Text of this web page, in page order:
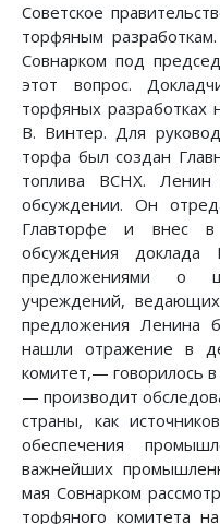
Советское
торфяным
Совнарком под
этот вопрос.
торфяных разработках
В. Винтер. Для
торфа был создан
топлива ВСНХ. Ленин
обсуждении. Он
Главторфе и внес
обсуждения
предложениями о
учреждений,
предложения Ленина
нашли отражение в
комитет,— говорилось
— производит
страны, как
обеспечения
важнейших
мая Совнарком
торфяного комитета